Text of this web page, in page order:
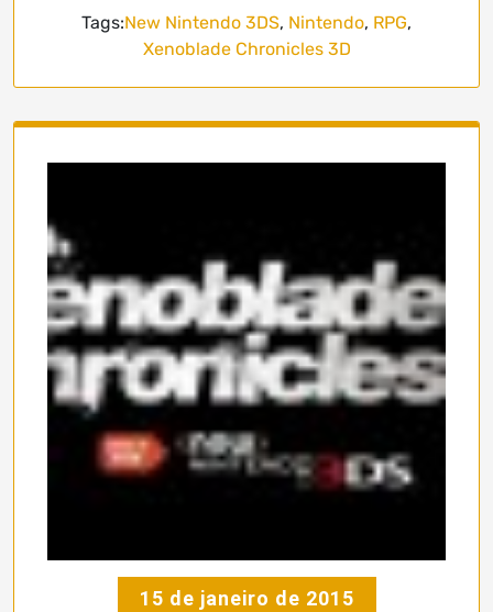
Tags:New Nintendo 3DS, Nintendo, RPG,
Xenoblade Chronicles 3D
15 de janeiro de 2015